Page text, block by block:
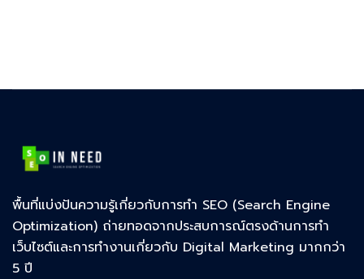
พื้นที่แบ่งปันความรู้เกี่ยวกับการทำ SEO (Search Engine
Optimization) ถ่ายทอดจากประสบการณ์ตรงด้านการทำ
เว็บไซต์และการทำงานเกี่ยวกับ Digital Marketing มากกว่า
5 ปี